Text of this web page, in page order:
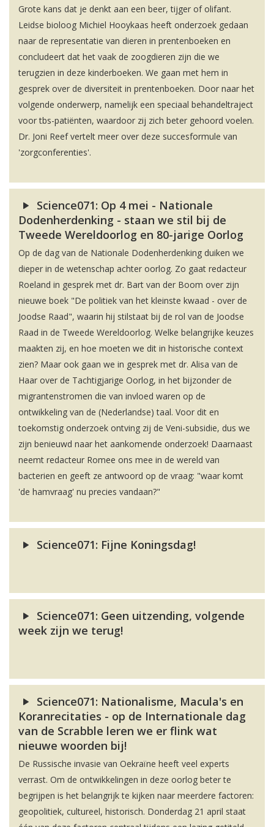
Grote kans dat je denkt aan een beer, tijger of olifant.
Leidse bioloog Michiel Hooykaas heeft onderzoek gedaan
naar de representatie van dieren in prentenboeken en
concludeert dat het vaak de zoogdieren zijn die we
terugzien in deze kinderboeken. We gaan met hem in
gesprek over de diversiteit in prentenboeken. Door naar het
volgende onderwerp, namelijk een speciaal behandeltraject
voor tbs-patiënten, waardoor zij zich beter gehoord voelen.
Dr. Joni Reef vertelt meer over deze succesformule van
'zorgconferenties'.
Science071: Op 4 mei - Nationale
Dodenherdenking - staan we stil bij de
Tweede Wereldoorlog en 80-jarige Oorlog
Op de dag van de Nationale Dodenherdenking duiken we
dieper in de wetenschap achter oorlog. Zo gaat redacteur
Roeland in gesprek met dr. Bart van der Boom over zijn
nieuwe boek "De politiek van het kleinste kwaad - over de
Joodse Raad", waarin hij stilstaat bij de rol van de Joodse
Raad in de Tweede Wereldoorlog. Welke belangrijke keuzes
maakten zij, en hoe moeten we dit in historische context
zien? Maar ook gaan we in gesprek met dr. Alisa van de
Haar over de Tachtigjarige Oorlog, in het bijzonder de
migrantenstromen die van invloed waren op de
ontwikkeling van de (Nederlandse) taal. Voor dit en
toekomstig onderzoek ontving zij de Veni-subsidie, dus we
zijn benieuwd naar het aankomende onderzoek! Daarnaast
neemt redacteur Romee ons mee in de wereld van
bacterien en geeft ze antwoord op de vraag: "waar komt
'de hamvraag' nu precies vandaan?"
Science071: Fijne Koningsdag!
Science071: Geen uitzending, volgende
week zijn we terug!
Science071: Nationalisme, Macula's en
Koranrecitaties - op de Internationale dag
van de Scrabble leren we er flink wat
nieuwe woorden bij!
De Russische invasie van Oekraïne heeft veel experts
verrast. Om de ontwikkelingen in deze oorlog beter te
begrijpen is het belangrijk te kijken naar meerdere factoren:
geopolitiek, cultureel, historisch. Donderdag 21 april staat